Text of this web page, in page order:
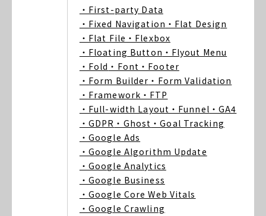
・First-party Data
・Fixed Navigation ・Flat Design
・Flat File ・Flexbox
・Floating Button ・Flyout Menu
・Fold ・Font ・Footer
・Form Builder ・Form Validation
・Framework ・FTP
・Full-width Layout ・Funnel ・GA4
・GDPR ・Ghost ・Goal Tracking
・Google Ads
・Google Algorithm Update
・Google Analytics
・Google Business
・Google Core Web Vitals
・Google Crawling